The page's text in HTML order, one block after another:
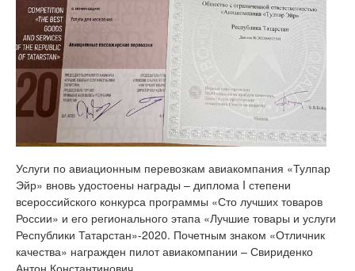
Услуги по авиационным перевозкам авиакомпания «Тулпар
Эйр» вновь удостоены награды – диплома I степени
всероссийского конкурса программы «Сто лучших товаров
России» и его регионального этапа «Лучшие товары и услуги
Республики Татарстан»-2020. Почетным знаком «Отличник
качества» награжден пилот авиакомпании – Свириденко